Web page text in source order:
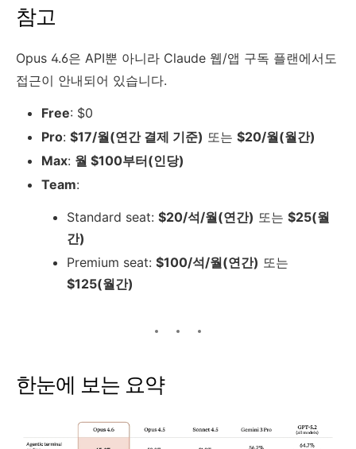
참고
Opus 4.6은 API뿐 아니라 Claude 웹/앱 구독 플랜에서도
접근이 안내되어 있습니다.
Free: $0
Pro: $17/월(연간 결제 기준) 또는 $20/월(월간)
Max: 월 $100부터(인당)
Team:
Standard seat: $20/석/월(연간) 또는 $25(월
간)
Premium seat: $100/석/월(연간) 또는
$125(월간)
한눈에 보는 요약